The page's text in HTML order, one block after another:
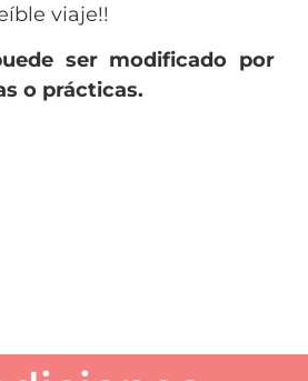
viaje!!
ser modificado por
o prácticas.